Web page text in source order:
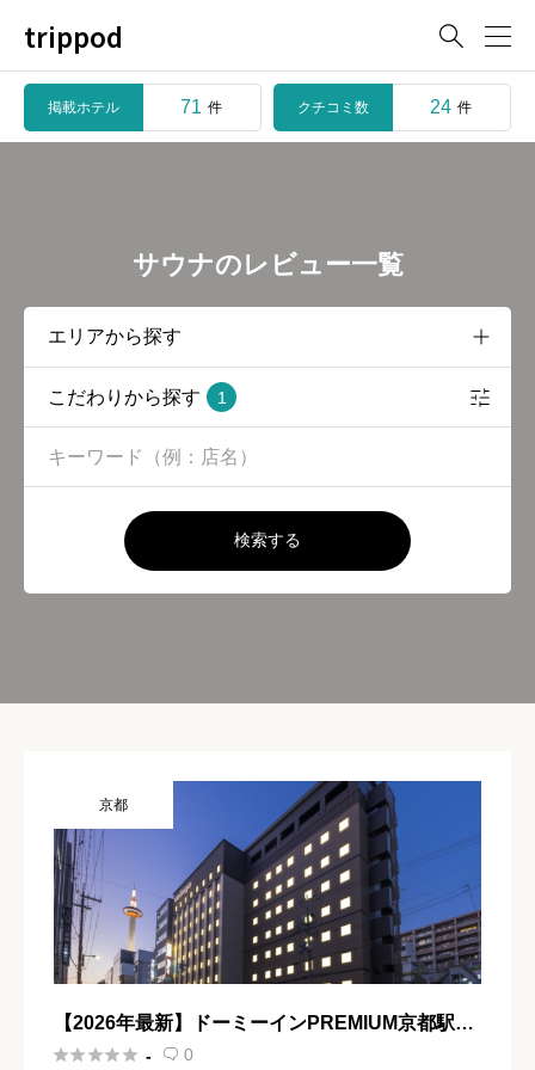
trippod 
掲載ホテル 71 件 クチコミ数 24 件
サウナのレビュー一覧
こだわりから探す 1
検索する
京都
【2026年最新】ドーミーインPREMIUM京都駅前
宿泊記｜京都駅徒歩3分の天然温泉付きホテル
 -  0